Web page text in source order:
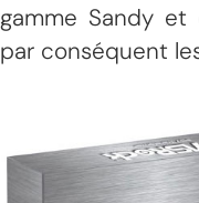
gamme Sandy
par conséquent